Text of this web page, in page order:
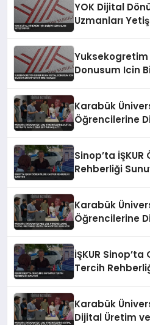
YOK Dijital
Uzmanları
Donusum Icin
Karabük
Öğrencilerine
Sinop’ta
Rehberliği
Karabük
Öğrencilerine
İŞKUR
Tercih
Karabük
Dijital Üretim